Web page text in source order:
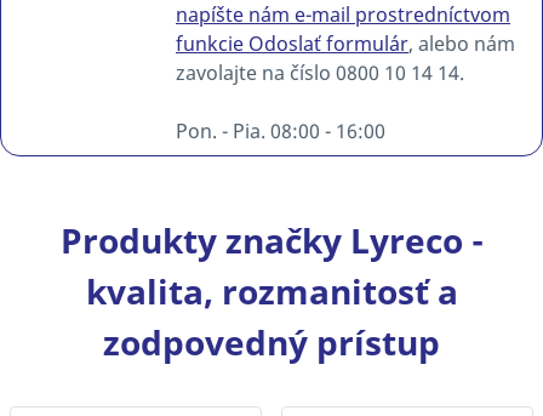
napíšte nám e-mail prostredníctvom
funkcie Odoslať formulár, alebo nám
zavolajte na číslo 0800 10 14 14.
Pon. - Pia. 08:00 - 16:00
Produkty značky Lyreco -
kvalita, rozmanitosť a
zodpovedný prístup